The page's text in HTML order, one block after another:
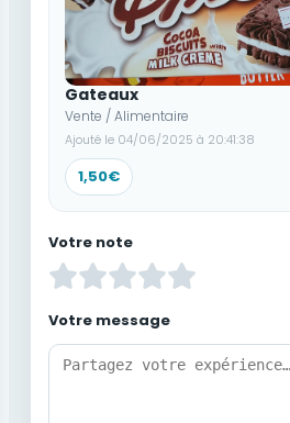
Gateaux
Vente / Alimentaire
Ajouté le 04/06/2025 à 20:41:38
1,50€
Votre note
Votre message
Choisir un Emoji